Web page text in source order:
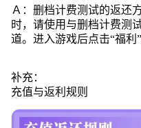
Ａ：删档计费测试的返还
时，请使用与删档计费测
道。进入游戏后点击“福利
补充：
充值与返利规则